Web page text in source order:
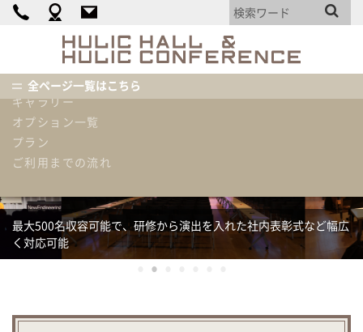
&
全ページ一覧はこちら
カンファレンス詳細
機材・備品・設備リスト
使用内容例
ギャラリー
オプション一覧
プラン
ご利用までの流れ
シンプルで使いやすいため、展示会の利用実績多数
最大500名収容可能で、研修から演出を入れた社内表彰式など幅広
く対応可能
セミナーや会議だけでなく、トークショー・アコースティックラ
イブ等エンタメイベントにもおすすめです
充実の設備とリーズナブル価格で「ワンランク上」を実現できる
イベントホール
3Fの6部屋からなる貸し会議室は、20名～180名規模まで対応可能
2016年オープンのROOM0は、「一味違う」会議室を演出できま
す。
●